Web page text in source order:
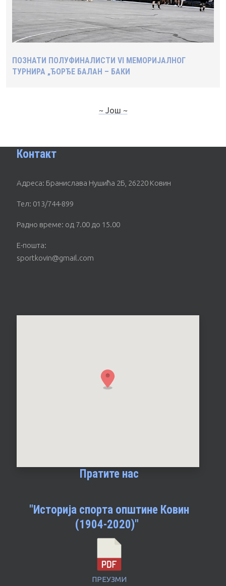
ПОЗНАТИ ПОЛУФИНАЛИСТИ VI МЕМОРИЈАЛНОГ
ТУРНИРА „ЂОРЂЕ БАЛАН – БАКИ
~ Још ~
Контакт
Адреса: Бранислава Нушића 2Б, 26220 Ковин
Тел: 013/744-899
Радно време: од 7.00 до 15.00
Е-пошта:
sportkovin@gmail.com
Пратите нас
"Историја спорта општине Ковин
(1904-2020)"
ПРЕУЗМИ